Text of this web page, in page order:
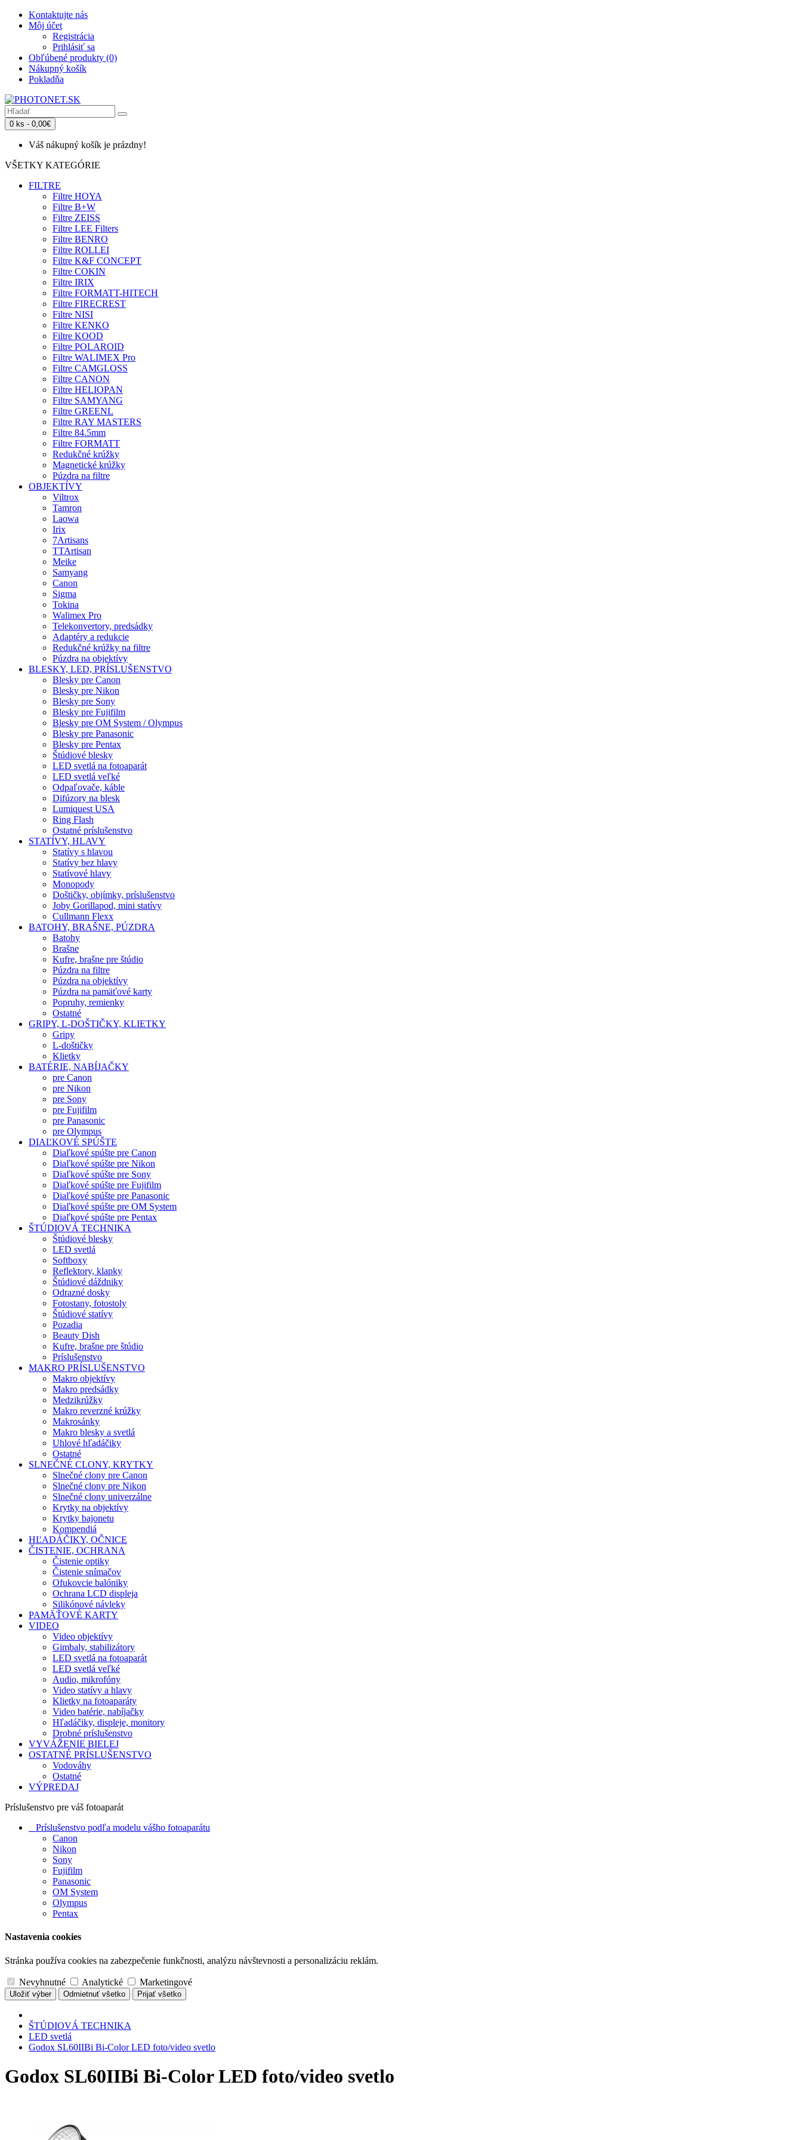
Kontaktujte nás
Môj účet
Registrácia
Prihlásiť sa
Obľúbené produkty (0)
Nákupný košík
Pokladňa
0 ks - 0,00€
Váš nákupný košík je prázdny!
VŠETKY KATEGÓRIE
FILTRE
Filtre HOYA
Filtre B+W
Filtre ZEISS
Filtre LEE Filters
Filtre BENRO
Filtre ROLLEI
Filtre K&F CONCEPT
Filtre COKIN
Filtre IRIX
Filtre FORMATT-HITECH
Filtre FIRECREST
Filtre NISI
Filtre KENKO
Filtre KOOD
Filtre POLAROID
Filtre WALIMEX Pro
Filtre CAMGLOSS
Filtre CANON
Filtre HELIOPAN
Filtre SAMYANG
Filtre GREENL
Filtre RAY MASTERS
Filtre 84.5mm
Filtre FORMATT
Redukčné krúžky
Magnetické krúžky
Púzdra na filtre
OBJEKTÍVY
Viltrox
Tamron
Laowa
Irix
7Artisans
TTArtisan
Meike
Samyang
Canon
Sigma
Tokina
Walimex Pro
Telekonvertory, predsádky
Adaptéry a redukcie
Redukčné krúžky na filtre
Púzdra na objektívy
BLESKY, LED, PRÍSLUŠENSTVO
Blesky pre Canon
Blesky pre Nikon
Blesky pre Sony
Blesky pre Fujifilm
Blesky pre OM System / Olympus
Blesky pre Panasonic
Blesky pre Pentax
Štúdiové blesky
LED svetlá na fotoaparát
LED svetlá veľké
Odpaľovače, káble
Difúzory na blesk
Lumiquest USA
Ring Flash
Ostatné príslušenstvo
STATÍVY, HLAVY
Statívy s hlavou
Statívy bez hlavy
Statívové hlavy
Monopody
Doštičky, objímky, príslušenstvo
Joby Gorillapod, mini statívy
Cullmann Flexx
BATOHY, BRAŠNE, PÚZDRA
Batohy
Brašne
Kufre, brašne pre štúdio
Púzdra na filtre
Púzdra na objektívy
Púzdra na pamäťové karty
Popruhy, remienky
Ostatné
GRIPY, L-DOŠTIČKY, KLIETKY
Gripy
L-doštičky
Klietky
BATÉRIE, NABÍJAČKY
pre Canon
pre Nikon
pre Sony
pre Fujifilm
pre Panasonic
pre Olympus
DIAĽKOVÉ SPÚŠTE
Diaľkové spúšte pre Canon
Diaľkové spúšte pre Nikon
Diaľkové spúšte pre Sony
Diaľkové spúšte pre Fujifilm
Diaľkové spúšte pre Panasonic
Diaľkové spúšte pre OM System
Diaľkové spúšte pre Pentax
ŠTÚDIOVÁ TECHNIKA
Štúdiové blesky
LED svetlá
Softboxy
Reflektory, klapky
Štúdiové dáždniky
Odrazné dosky
Fotostany, fotostoly
Štúdiové statívy
Pozadia
Beauty Dish
Kufre, brašne pre štúdio
Príslušenstvo
MAKRO PRÍSLUŠENSTVO
Makro objektívy
Makro predsádky
Medzikrúžky
Makro reverzné krúžky
Makrosánky
Makro blesky a svetlá
Uhlové hľadáčiky
Ostatné
SLNEČNÉ CLONY, KRYTKY
Slnečné clony pre Canon
Slnečné clony pre Nikon
Slnečné clony univerzálne
Krytky na objektívy
Krytky bajonetu
Kompendiá
HĽADÁČIKY, OČNICE
ČISTENIE, OCHRANA
Čistenie optiky
Čistenie snímačov
Ofukovcie balóniky
Ochrana LCD displeja
Silikónové návleky
PAMÄŤOVÉ KARTY
VIDEO
Video objektívy
Gimbaly, stabilizátory
LED svetlá na fotoaparát
LED svetlá veľké
Audio, mikrofóny
Video statívy a hlavy
Klietky na fotoaparáty
Video batérie, nabíjačky
Hľadáčiky, displeje, monitory
Drobné príslušenstvo
VYVÁŽENIE BIELEJ
OSTATNÉ PRÍSLUŠENSTVO
Vodováhy
Ostatné
VÝPREDAJ
Príslušenstvo pre váš fotoaparát
Príslušenstvo podľa modelu vášho fotoaparátu
Canon
Nikon
Sony
Fujifilm
Panasonic
OM System
Olympus
Pentax
Nastavenia cookies
Stránka používa cookies na zabezpečenie funkčnosti, analýzu návštevnosti a personalizáciu reklám.
Nevyhnutné Analytické Marketingové
Uložiť výber Odmietnuť všetko Prijať všetko
ŠTÚDIOVÁ TECHNIKA
LED svetlá
Godox SL60IIBi Bi-Color LED foto/video svetlo
Godox SL60IIBi Bi-Color LED foto/video svetlo